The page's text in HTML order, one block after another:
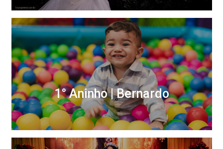
1° Aninho | Bernardo